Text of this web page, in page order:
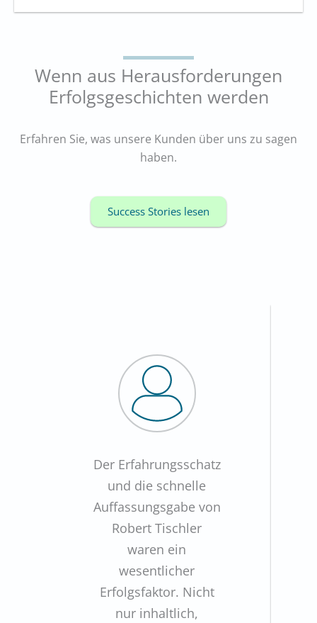
Wenn aus Herausforderungen
Erfolgsgeschichten werden
Erfahren Sie, was unsere Kunden über uns zu sagen
haben.
Success Stories lesen
Der Erfahrungsschatz
und die schnelle
Auffassungsgabe von
Robert Tischler
waren ein
wesentlicher
Erfolgsfaktor. Nicht
nur inhaltlich,